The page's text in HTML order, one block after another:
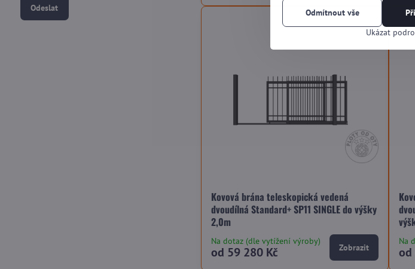
Kovová brána teleskopická vedená
dvoudílná Standard+ SP11 SINGLE do výšky
2,0m
Na dotaz (dle vytížení výroby)
od 59 280 Kč Zobrazit
Na
od
Odeslat
Ukázat
Odmítnout vše